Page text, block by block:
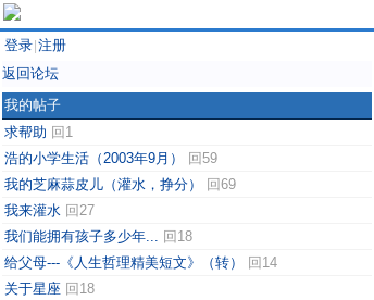
登录 注册
返回论坛
我的帖子
求帮助 回1
浩的小学生活（2003年9月）
回59
我的芝麻蒜皮儿（灌水，挣分）
回69
我来灌水 回27
我们能拥有孩子多少年... 回18
给父母---《人生哲理精美短文》（转）
回14
关于星座 回18